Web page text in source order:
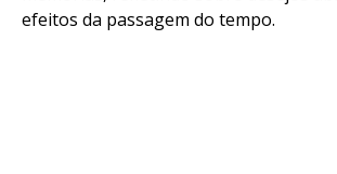
efeitos da passagem do tempo.